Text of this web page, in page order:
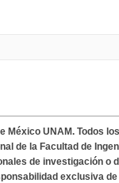
México UNAM. Todos
de la Facultad de
de investigación o
exclusiva